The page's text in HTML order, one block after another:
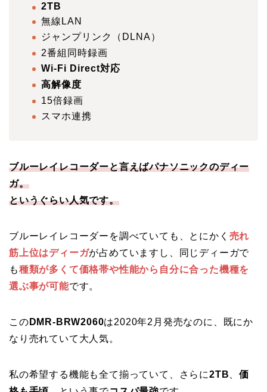
2TB
無線LAN
ジャンプリンク（DLNA）
2番組同時録画
Wi-Fi Direct対応
高解像度
15倍録画
スマホ連携
ブルーレイレコーダーと言えばパナソニックのディー
ガ。
というぐらい人気です。
ブルーレイレコーダーを調べていても、とにかく 売れ
筋上位はディーガが占めていますし、同じディーガで
も種類が多くて価格帯や性能から自分に合った機種を
選ぶ事が可能です。
この DMR-BRW2060は2020年2月発売なのに、既にか
なり売れていて大人気。
私の希望する機能も全て揃っていて、さらに2TB 、価